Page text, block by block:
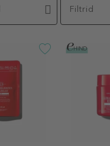
Filtrid